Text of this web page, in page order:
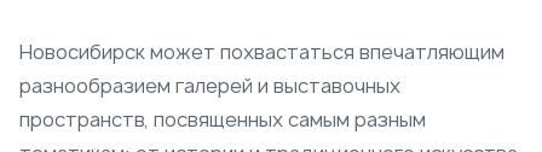
Новосибирск может похвастаться впечатляющим
разнообразием галерей и выставочных
пространств, посвященных самым разным